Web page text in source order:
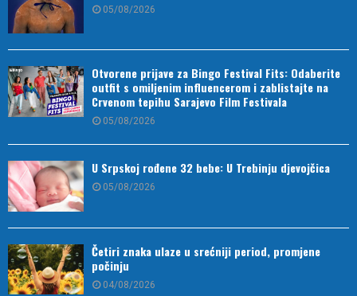
05/08/2026
Otvorene prijave za Bingo Festival Fits: Odaberite
outfit s omiljenim influencerom i zablistajte na
Crvenom tepihu Sarajevo Film Festivala
05/08/2026
U Srpskoj rođene 32 bebe: U Trebinju djevojčica
05/08/2026
Četiri znaka ulaze u srećniji period, promjene
počinju
04/08/2026